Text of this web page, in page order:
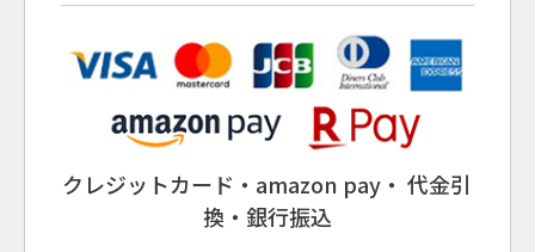
クレジットカード・amazon pay・ 代金引
換・銀行振込